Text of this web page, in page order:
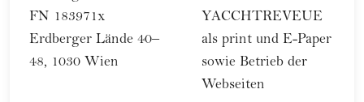
FN 183971x
Erdberger Lände 40–
48, 1030 Wien
YACCHTREVEUE
als print und E-Paper
sowie Betrieb der
Webseiten